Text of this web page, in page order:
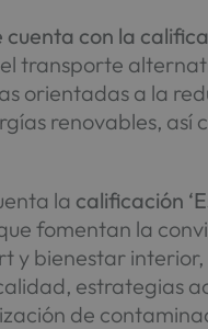
cuenta con la
transporte
orientadas a la
renovables,
la calificación
fomentan la
bienestar
estrategias
de